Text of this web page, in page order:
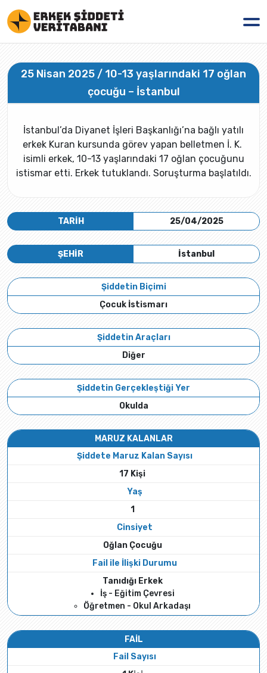
25 Nisan 2025 / 10-13 yaşlarındaki 17 oğlan
çocuğu – İstanbul
İstanbul’da Diyanet İşleri Başkanlığı’na bağlı yatılı
erkek Kuran kursunda görev yapan belletmen İ. K.
isimli erkek, 10-13 yaşlarındaki 17 oğlan çocuğunu
istismar etti. Erkek tutuklandı. Soruşturma başlatıldı.
TARİH 25/04/2025
İstanbul
ŞEHİR
Şiddetin Biçimi
Çocuk İstismarı
Şiddetin Araçları
Diğer
Şiddetin Gerçekleştiği Yer
Okulda
MARUZ KALANLAR
Şiddete Maruz Kalan Sayısı
17 Kişi
Yaş
1
Cinsiyet
Oğlan Çocuğu
Fail ile İlişki Durumu
Tanıdığı Erkek
İş - Eğitim Çevresi
Öğretmen - Okul Arkadaşı
FAİL
Fail Sayısı